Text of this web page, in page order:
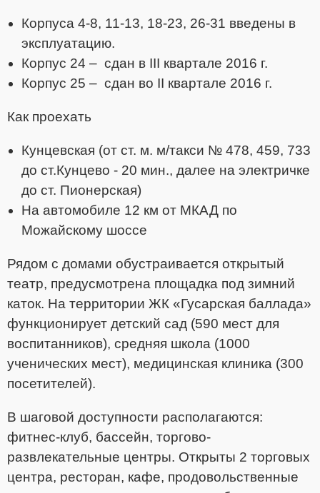
Корпуса 4-8, 11-13, 18-23, 26-31 введены в
эксплуатацию.
Корпус 24 – сдан в III квартале 2016 г.
Корпус 25 – сдан во II квартале 2016 г.
Как проехать
Кунцевская (от ст. м. м/такси № 478, 459, 733
до ст.Кунцево - 20 мин., далее на электричке
до ст. Пионерская)
На автомобиле 12 км от МКАД по
Можайскому шоссе
Рядом с домами обустраивается открытый
театр, предусмотрена площадка под зимний
каток. На территории ЖК «Гусарская баллада»
функционирует детский сад (590 мест для
воспитанников), средняя школа (1000
ученических мест), медицинская клиника (300
посетителей).
В шаговой доступности располагаются:
фитнес-клуб, бассейн, торгово-
развлекательные центры. Открыты 2 торговых
центра, ресторан, кафе, продовольственные